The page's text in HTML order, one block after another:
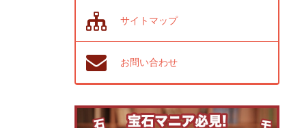
サイトマップ
お問い合わせ